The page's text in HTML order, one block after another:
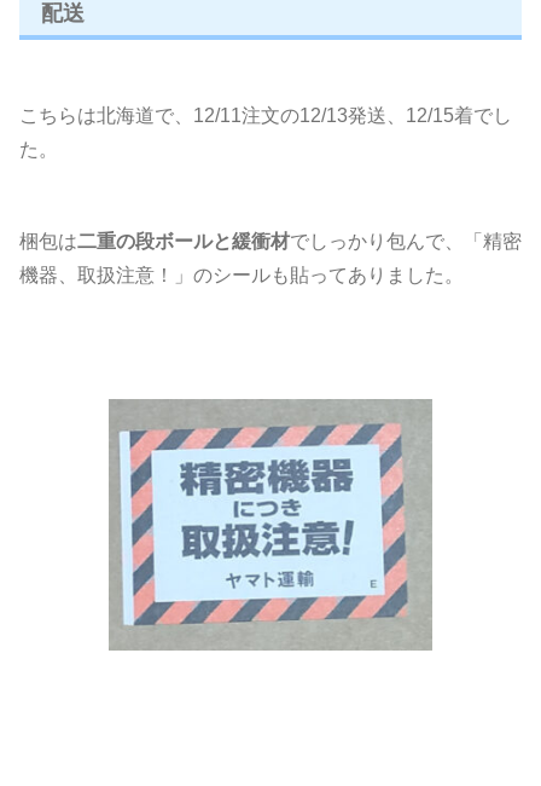
配送
こちらは北海道で、12/11注文の12/13発送、12/15着でし
た。
梱包は二重の段ボールと緩衝材でしっかり包んで、「精密
機器、取扱注意！」のシールも貼ってありました。